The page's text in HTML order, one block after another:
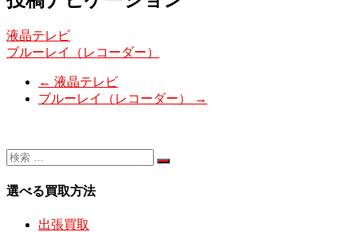
液晶テレビ
ブルーレイ（レコーダー）
← 液晶テレビ
ブルーレイ（レコーダー）
→
選べる買取方法
出張買取